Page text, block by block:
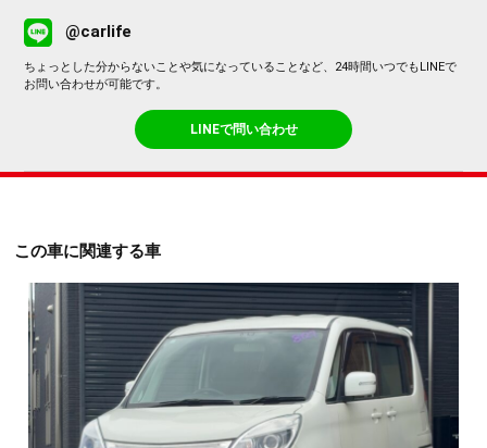
@carlife
ちょっとした分からないことや気になっていることなど、24時間いつでもLINEで
お問い合わせが可能です。
LINEで問い合わせ
この車に関連する車